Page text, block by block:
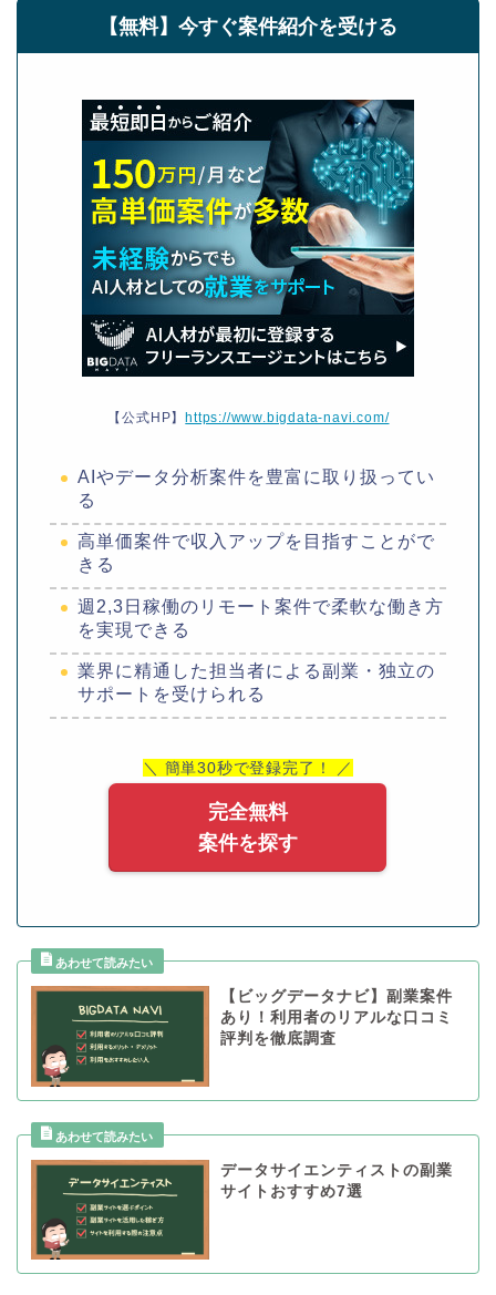
【無料】今すぐ案件紹介を受ける
【公式HP】https://www.bigdata-navi.com/
AIやデータ分析案件を豊富に取り扱ってい
る
高単価案件で収入アップを目指すことがで
きる
週2,3日稼働のリモート案件で柔軟な働き方
を実現できる
業界に精通した担当者による副業・独立の
サポートを受けられる
＼ 簡単30秒で登録完了！ ／
完全無料
案件を探す
【ビッグデータナビ】副業案件
あり！利用者のリアルな口コミ
評判を徹底調査
データサイエンティストの副業
サイトおすすめ7選